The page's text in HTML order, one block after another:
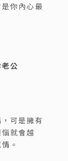
你內心最
公
可是擁有
就會越
。